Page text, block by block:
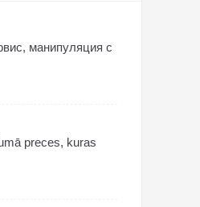
манипуляция с
preces, kuras